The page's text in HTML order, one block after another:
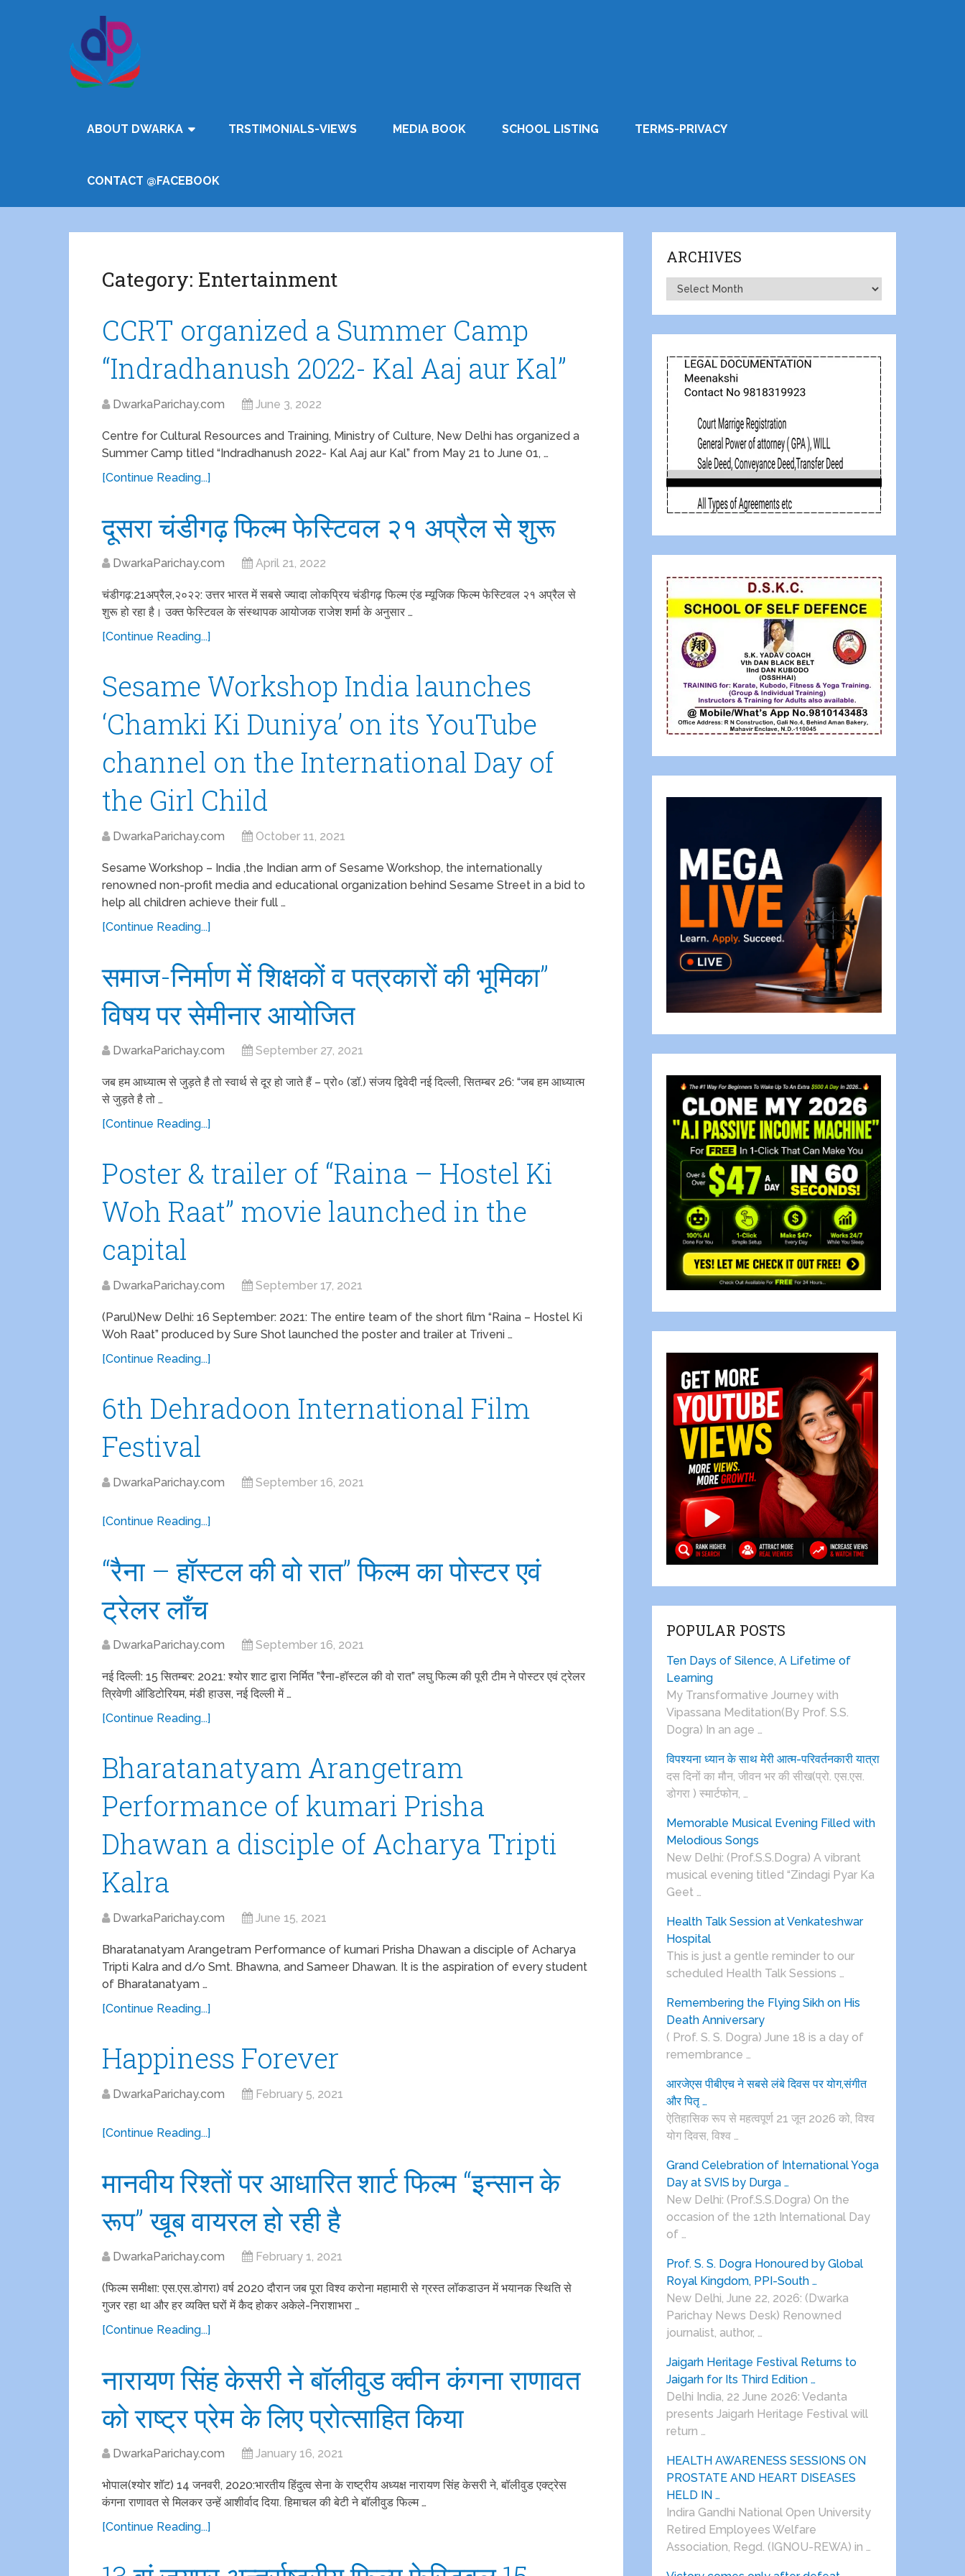
ABOUT DWARKA TRSTIMONIALS-VIEWS MEDIA BOOK SCHOOL LISTING TERMS-PRIVACY
CONTACT @FACEBOOK
Category: Entertainment
CCRT organized a Summer Camp
“Indradhanush 2022- Kal Aaj aur Kal”
DwarkaParichay.com June 3, 2022
Centre for Cultural Resources and Training, Ministry of Culture, New Delhi has organized a
Summer Camp titled “Indradhanush 2022- Kal Aaj aur Kal” from May 21 to June 01, …
[Continue Reading...]
दूसरा चंडीगढ़ फिल्म फेस्टिवल २१ अप्रैल से शुरू
DwarkaParichay.com April 21, 2022
चंडीगढ़:21अप्रैल,२०२२: उत्तर भारत में सबसे ज्यादा लोकप्रिय चंडीगढ़ फिल्म एंड म्यूजिक फिल्म फेस्टिवल २१ अप्रैल से
शुरू हो रहा है। उक्त फेस्टिवल के संस्थापक आयोजक राजेश शर्मा के अनुसार …
[Continue Reading...]
Sesame Workshop India launches
‘Chamki Ki Duniya’ on its YouTube
channel on the International Day of
the Girl Child
DwarkaParichay.com October 11, 2021
Sesame Workshop – India ,the Indian arm of Sesame Workshop, the internationally
renowned non-profit media and educational organization behind Sesame Street in a bid to
help all children achieve their full …
[Continue Reading...]
समाज-निर्माण में शिक्षकों व पत्रकारों की भूमिका”
विषय पर सेमीनार आयोजित
DwarkaParichay.com September 27, 2021
जब हम आध्यात्म से जुड़ते है तो स्वार्थ से दूर हो जाते हैं – प्रो० (डॉ.) संजय द्विवेदी नई दिल्ली, सितम्बर 26: “जब हम आध्यात्म
से जुड़ते है तो …
[Continue Reading...]
Poster & trailer of “Raina – Hostel Ki
Woh Raat” movie launched in the
capital
DwarkaParichay.com September 17, 2021
(Parul)New Delhi: 16 September: 2021: The entire team of the short film “Raina – Hostel Ki
Woh Raat” produced by Sure Shot launched the poster and trailer at Triveni …
[Continue Reading...]
6th Dehradoon International Film
Festival
DwarkaParichay.com September 16, 2021
[Continue Reading...]
“रैना – हॉस्टल की वो रात” फिल्म का पोस्टर एवं
ट्रेलर लाँच
DwarkaParichay.com September 16, 2021
नई दिल्ली: 15 सितम्बर: 2021: श्योर शाट द्वारा निर्मित ”रैना-हॉस्टल की वो रात” लघु फिल्म की पूरी टीम ने पोस्टर एवं ट्रेलर
त्रिवेणी ऑडिटोरियम, मंडी हाउस, नई दिल्ली में …
[Continue Reading...]
Bharatanatyam Arangetram
Performance of kumari Prisha
Dhawan a disciple of Acharya Tripti
Kalra
DwarkaParichay.com June 15, 2021
Bharatanatyam Arangetram Performance of kumari Prisha Dhawan a disciple of Acharya
Tripti Kalra and d/o Smt. Bhawna, and Sameer Dhawan. It is the aspiration of every student
of Bharatanatyam …
[Continue Reading...]
Happiness Forever
DwarkaParichay.com February 5, 2021
[Continue Reading...]
मानवीय रिश्तों पर आधारित शार्ट फिल्म “इन्सान के
रूप” खूब वायरल हो रही है
DwarkaParichay.com February 1, 2021
(फिल्म समीक्षा: एस.एस.डोगरा) वर्ष 2020 दौरान जब पूरा विश्व करोना महामारी से ग्रस्त लॉकडाउन में भयानक स्थिति से
गुजर रहा था और हर व्यक्ति घरों में कैद होकर अकेले-निराशाभरा …
[Continue Reading...]
नारायण सिंह केसरी ने बॉलीवुड क्वीन कंगना राणावत
को राष्ट्र प्रेम के लिए प्रोत्साहित किया
DwarkaParichay.com January 16, 2021
भोपाल(श्योर शॉट) 14 जनवरी, 2020:भारतीय हिंदुत्व सेना के राष्ट्रीय अध्यक्ष नारायण सिंह केसरी ने, बॉलीवुड एक्ट्रेस
कंगना राणावत से मिलकर उन्हें आशीर्वाद दिया. हिमाचल की बेटी ने बॉलीवुड फिल्म …
[Continue Reading...]
ARCHIVES
Archives
POPULAR POSTS
Ten Days of Silence, A Lifetime of
Learning
My Transformative Journey with
Vipassana Meditation(By Prof. S.S.
Dogra) In an age …
विपश्यना ध्यान के साथ मेरी आत्म-परिवर्तनकारी यात्रा
दस दिनों का मौन, जीवन भर की सीख(प्रो. एस.एस.
डोगरा ) स्मार्टफोन, …
Memorable Musical Evening Filled with
Melodious Songs
New Delhi: (Prof.S.S.Dogra) A vibrant
musical evening titled “Zindagi Pyar Ka
Geet …
Health Talk Session at Venkateshwar
Hospital
This is just a gentle reminder to our
scheduled Health Talk Sessions …
Remembering the Flying Sikh on His
Death Anniversary
( Prof. S. S. Dogra) June 18 is a day of
remembrance …
आरजेएस पीबीएच ने सबसे लंबे दिवस पर योग,संगीत
और पितृ …
ऐतिहासिक रूप से महत्वपूर्ण 21 जून 2026 को, विश्व
योग दिवस, विश्व …
Grand Celebration of International Yoga
Day at SVIS by Durga …
New Delhi: (Prof.S.S.Dogra) On the
occasion of the 12th International Day
of …
Prof. S. S. Dogra Honoured by Global
Royal Kingdom, PPI-South …
New Delhi, June 22, 2026: (Dwarka
Parichay News Desk) Renowned
journalist, author, …
Jaigarh Heritage Festival Returns to
Jaigarh for Its Third Edition …
Delhi India, 22 June 2026: Vedanta
presents Jaigarh Heritage Festival will
return …
HEALTH AWARENESS SESSIONS ON
PROSTATE AND HEART DISEASES
HELD IN …
Indira Gandhi National Open University
Retired Employees Welfare
Association, Regd. (IGNOU-REWA) in …